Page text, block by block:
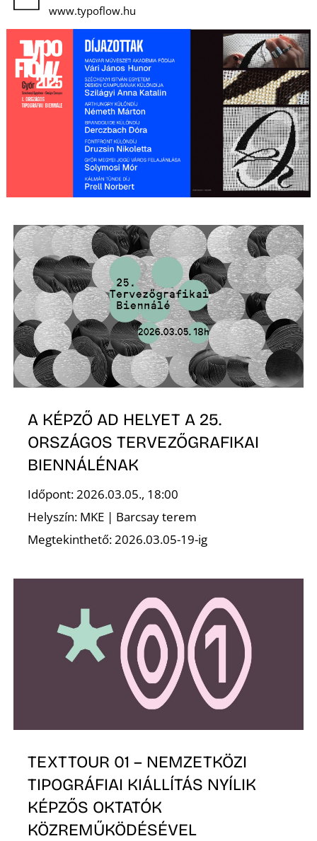
www.typoflow.hu
A KÉPZŐ AD HELYET A 25.
ORSZÁGOS TERVEZŐGRAFIKAI
BIENNÁLÉNAK
Időpont: 2026.03.05., 18:00
Helyszín: MKE | Barcsay terem
Megtekinthető: 2026.03.05-19-ig
TEXTTOUR 01 – NEMZETKÖZI
TIPOGRÁFIAI KIÁLLÍTÁS NYÍLIK
KÉPZŐS OKTATÓK
KÖZREMŰKÖDÉSÉVEL